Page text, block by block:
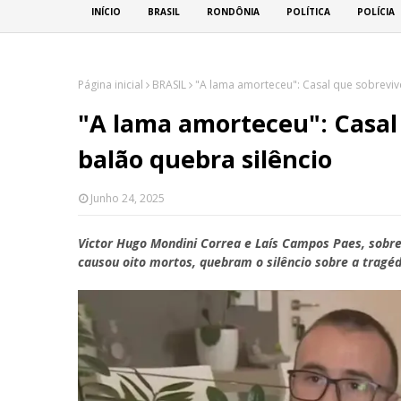
INÍCIO BRASIL RONDÔNIA POLÍTICA POLÍCIA
Página inicial BRASIL "A lama amorteceu": Casal que
"A lama amorteceu":
balão quebra silêncio
Junho 24, 2025
Victor Hugo Mondini Correa e Laís Campos Paes,
causou oito mortos, quebram o silêncio sobre a